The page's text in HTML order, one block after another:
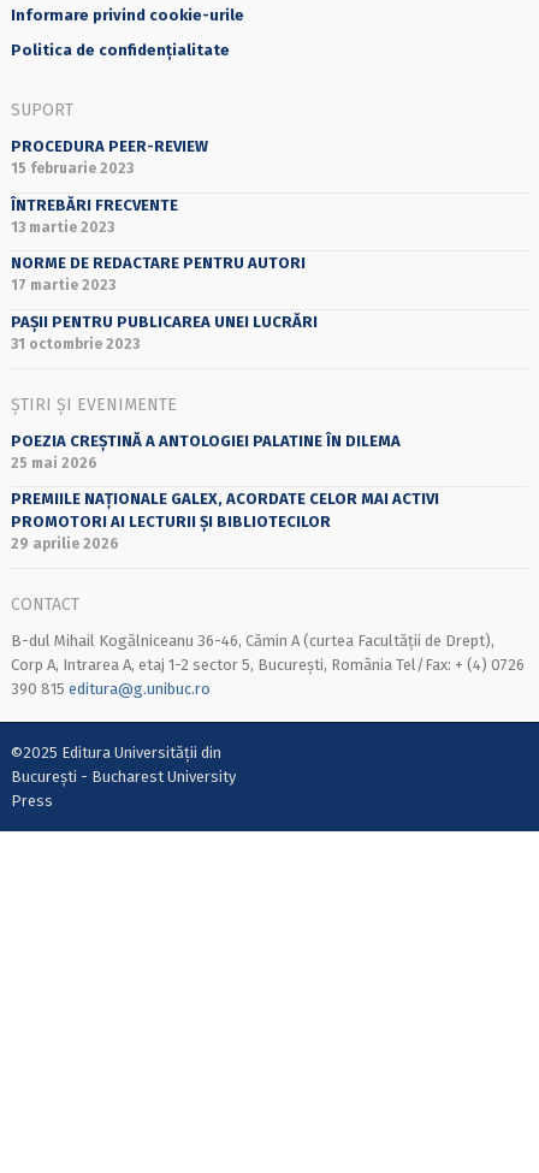
Informare privind cookie-urile
Politica de confidențialitate
SUPORT
PROCEDURA PEER-REVIEW
15 februarie 2023
ÎNTREBĂRI FRECVENTE
13 martie 2023
NORME DE REDACTARE PENTRU AUTORI
17 martie 2023
PAȘII PENTRU PUBLICAREA UNEI LUCRĂRI
31 octombrie 2023
ȘTIRI ȘI EVENIMENTE
POEZIA CREȘTINĂ A ANTOLOGIEI PALATINE ÎN DILEMA
25 mai 2026
PREMIILE NAȚIONALE GALEX, ACORDATE CELOR MAI ACTIVI
PROMOTORI AI LECTURII ȘI BIBLIOTECILOR
29 aprilie 2026
CONTACT
B-dul Mihail Kogălniceanu 36-46, Cămin A (curtea Facultății de Drept),
Corp A, Intrarea A, etaj 1-2 sector 5, București, România Tel/Fax: + (4) 0726
390 815 editura@g.unibuc.ro
©2025 Editura Universității din
București - Bucharest University
Press